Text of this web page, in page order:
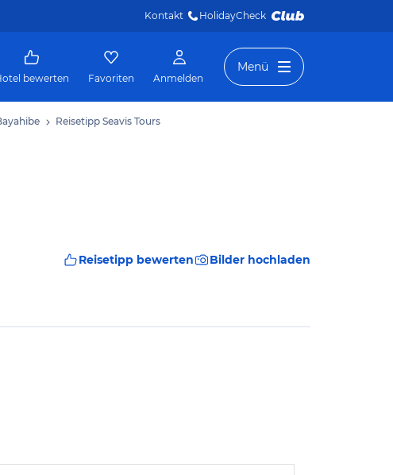
Kontakt HolidayCheck
bewerten Favoriten Anmelden
Menü
Reisetipp Seavis Tours
Reisetipp bewerten Bilder hochladen